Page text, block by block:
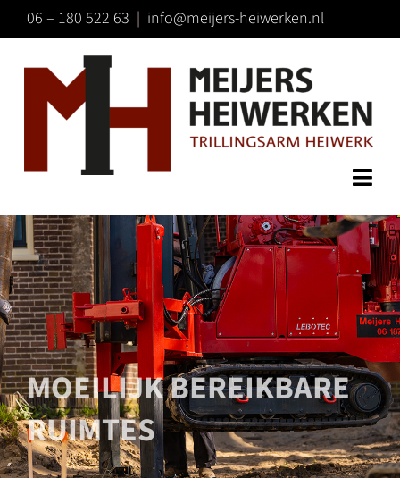
naar
06 – 180 522 63 | info@meijers-heiwerken.nl
HOME
TECHNIEK
SPECIALISMEN
CONTACT
MOEILIJK BEREIKBARE
RUIMTES